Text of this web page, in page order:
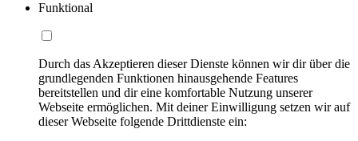
Funktional
Durch das Akzeptieren dieser Dienste können wir dir über die
grundlegenden Funktionen hinausgehende Features
bereitstellen und dir eine komfortable Nutzung unserer
Webseite ermöglichen. Mit deiner Einwilligung setzen wir auf
dieser Webseite folgende Drittdienste ein: